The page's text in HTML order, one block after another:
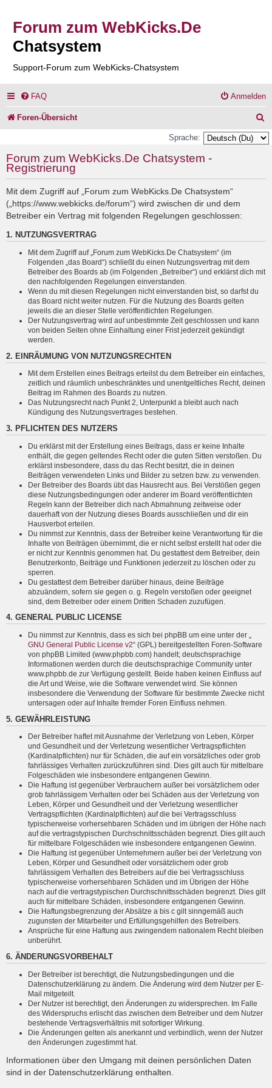
Forum zum WebKicks.De
Chatsystem
Support-Forum zum WebKicks-Chatsystem
FAQ Anmelden
Foren-Übersicht
u
Sprache:
Forum zum WebKicks.De Chatsystem -
Registrierung
Mit dem Zugriff auf „Forum zum WebKicks.De Chatsystem“
(„https://www.webkicks.de/forum“) wird zwischen dir und dem
Betreiber ein Vertrag mit folgenden Regelungen geschlossen:
1. NUTZUNGSVERTRAG
Mit dem Zugriff auf „Forum zum WebKicks.De Chatsystem“ (im
Folgenden „das Board“) schließt du einen Nutzungsvertrag mit dem
Betreiber des Boards ab (im Folgenden „Betreiber“) und erklärst dich mit
den nachfolgenden Regelungen einverstanden.
Wenn du mit diesen Regelungen nicht einverstanden bist, so darfst du
das Board nicht weiter nutzen. Für die Nutzung des Boards gelten
jeweils die an dieser Stelle veröffentlichten Regelungen.
Der Nutzungsvertrag wird auf unbestimmte Zeit geschlossen und kann
von beiden Seiten ohne Einhaltung einer Frist jederzeit gekündigt
werden.
2. EINRÄUMUNG VON NUTZUNGSRECHTEN
Mit dem Erstellen eines Beitrags erteilst du dem Betreiber ein einfaches,
zeitlich und räumlich unbeschränktes und unentgeltliches Recht, deinen
Beitrag im Rahmen des Boards zu nutzen.
Das Nutzungsrecht nach Punkt 2, Unterpunkt a bleibt auch nach
Kündigung des Nutzungsvertrages bestehen.
3. PFLICHTEN DES NUTZERS
Du erklärst mit der Erstellung eines Beitrags, dass er keine Inhalte
enthält, die gegen geltendes Recht oder die guten Sitten verstoßen. Du
erklärst insbesondere, dass du das Recht besitzt, die in deinen
Beiträgen verwendeten Links und Bilder zu setzen bzw. zu verwenden.
Der Betreiber des Boards übt das Hausrecht aus. Bei Verstößen gegen
diese Nutzungsbedingungen oder anderer im Board veröffentlichten
Regeln kann der Betreiber dich nach Abmahnung zeitweise oder
dauerhaft von der Nutzung dieses Boards ausschließen und dir ein
Hausverbot erteilen.
Du nimmst zur Kenntnis, dass der Betreiber keine Verantwortung für die
Inhalte von Beiträgen übernimmt, die er nicht selbst erstellt hat oder die
er nicht zur Kenntnis genommen hat. Du gestattest dem Betreiber, dein
Benutzerkonto, Beiträge und Funktionen jederzeit zu löschen oder zu
sperren.
Du gestattest dem Betreiber darüber hinaus, deine Beiträge
abzuändern, sofern sie gegen o. g. Regeln verstoßen oder geeignet
sind, dem Betreiber oder einem Dritten Schaden zuzufügen.
4. GENERAL PUBLIC LICENSE
Du nimmst zur Kenntnis, dass es sich bei phpBB um eine unter der „
GNU General Public License v2“ (GPL) bereitgestellten Foren-Software
von phpBB Limited (www.phpbb.com) handelt; deutschsprachige
Informationen werden durch die deutschsprachige Community unter
www.phpbb.de zur Verfügung gestellt. Beide haben keinen Einfluss auf
die Art und Weise, wie die Software verwendet wird. Sie können
insbesondere die Verwendung der Software für bestimmte Zwecke nicht
untersagen oder auf Inhalte fremder Foren Einfluss nehmen.
5. GEWÄHRLEISTUNG
Der Betreiber haftet mit Ausnahme der Verletzung von Leben, Körper
und Gesundheit und der Verletzung wesentlicher Vertragspflichten
(Kardinalpflichten) nur für Schäden, die auf ein vorsätzliches oder grob
fahrlässiges Verhalten zurückzuführen sind. Dies gilt auch für mittelbare
Folgeschäden wie insbesondere entgangenen Gewinn.
Die Haftung ist gegenüber Verbrauchern außer bei vorsätzlichem oder
grob fahrlässigem Verhalten oder bei Schäden aus der Verletzung von
Leben, Körper und Gesundheit und der Verletzung wesentlicher
Vertragspflichten (Kardinalpflichten) auf die bei Vertragsschluss
typischerweise vorhersehbaren Schäden und im übrigen der Höhe nach
auf die vertragstypischen Durchschnittsschäden begrenzt. Dies gilt auch
für mittelbare Folgeschäden wie insbesondere entgangenen Gewinn.
Die Haftung ist gegenüber Unternehmern außer bei der Verletzung von
Leben, Körper und Gesundheit oder vorsätzlichem oder grob
fahrlässigem Verhalten des Betreibers auf die bei Vertragsschluss
typischerweise vorhersehbaren Schäden und im Übrigen der Höhe
nach auf die vertragstypischen Durchschnittsschäden begrenzt. Dies gilt
auch für mittelbare Schäden, insbesondere entgangenen Gewinn.
Die Haftungsbegrenzung der Absätze a bis c gilt sinngemäß auch
zugunsten der Mitarbeiter und Erfüllungsgehilfen des Betreibers.
Ansprüche für eine Haftung aus zwingendem nationalem Recht bleiben
unberührt.
6. ÄNDERUNGSVORBEHALT
Der Betreiber ist berechtigt, die Nutzungsbedingungen und die
Datenschutzerklärung zu ändern. Die Änderung wird dem Nutzer per E-
Mail mitgeteilt.
Der Nutzer ist berechtigt, den Änderungen zu widersprechen. Im Falle
des Widerspruchs erlischt das zwischen dem Betreiber und dem Nutzer
bestehende Vertragsverhältnis mit sofortiger Wirkung.
Die Änderungen gelten als anerkannt und verbindlich, wenn der Nutzer
den Änderungen zugestimmt hat.
Informationen über den Umgang mit deinen persönlichen Daten
sind in der Datenschutzerklärung enthalten.